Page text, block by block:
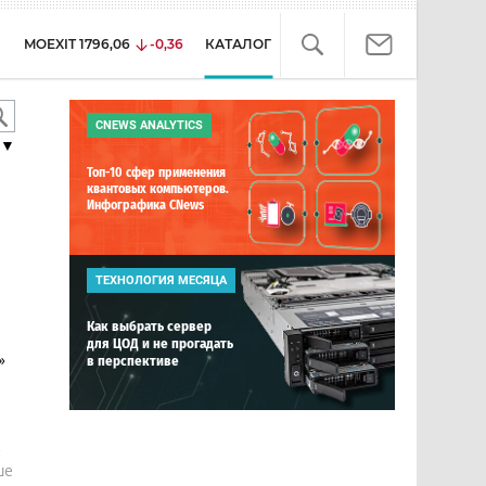
MOEXIT 1796,06 -0,36 КАТАЛОГ
▼
CNEWS ANALYTICS
Топ-10 сфер применения
квантовых компьютеров.
Инфографика CNews
ТЕХНОЛОГИЯ МЕСЯЦА
Как выбрать сервер
для ЦОД и не прогадать
в перспективе